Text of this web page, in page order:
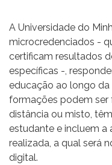
A Universidade do
microcredenciados -
certificam resultados
específicas -,
educação ao longo da
formações podem ser
distância ou misto,
estudante e incluem a
realizada, a qual será
digital.